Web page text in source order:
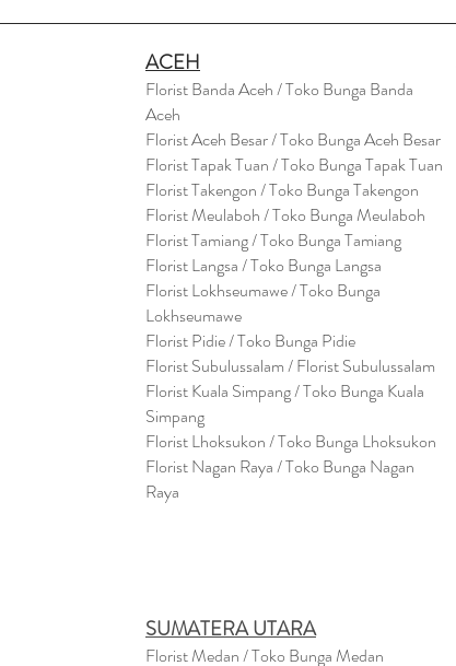
ACEH
Florist Banda Aceh / Toko Bunga Banda
Aceh
Florist Aceh Besar / Toko Bunga Aceh Besar
Florist Tapak Tuan / Toko Bunga Tapak Tuan
Florist Takengon / Toko Bunga Takengon
Florist Meulaboh / Toko Bunga Meulaboh
Florist Tamiang / Toko Bunga Tamiang
Florist Langsa / Toko Bunga Langsa
Florist Lokhseumawe / Toko Bunga
Lokhseumawe
Florist Pidie / Toko Bunga Pidie
Florist Subulussalam / Florist Subulussalam
Florist Kuala Simpang / Toko Bunga Kuala
Simpang
Florist Lhoksukon / Toko Bunga Lhoksukon
Florist Nagan Raya / Toko Bunga Nagan
Raya
SUMATERA UTARA
Florist Medan / Toko Bunga Medan